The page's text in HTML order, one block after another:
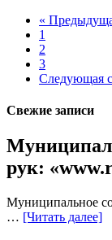
«
1
2
3
Следующая
Свежие записи
рук:
Муниципальное
… [Читать далее]